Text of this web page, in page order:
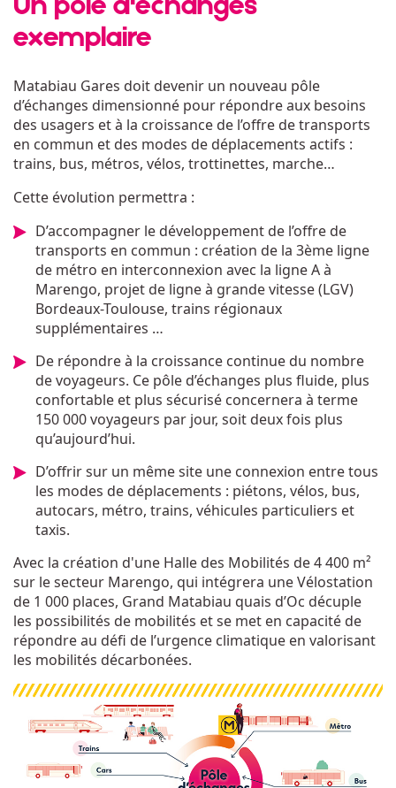
Un pôle d'échanges
exemplaire
Matabiau Gares doit devenir un nouveau pôle
d’échanges dimensionné pour répondre aux besoins
des usagers et à la croissance de l’offre de transports
en commun et des modes de déplacements actifs :
trains, bus, métros, vélos, trottinettes, marche…
Cette évolution permettra :
D’accompagner le développement de l’offre de
transports en commun : création de la 3ème ligne
de métro en interconnexion avec la ligne A à
Marengo, projet de ligne à grande vitesse (LGV)
Bordeaux-Toulouse, trains régionaux
supplémentaires …
De répondre à la croissance continue du nombre
de voyageurs. Ce pôle d’échanges plus fluide, plus
confortable et plus sécurisé concernera à terme
150 000 voyageurs par jour, soit deux fois plus
qu’aujourd’hui.
D’offrir sur un même site une connexion entre tous
les modes de déplacements : piétons, vélos, bus,
autocars, métro, trains, véhicules particuliers et
taxis.
Avec la création d'une Halle des Mobilités de 4 400 m²
sur le secteur Marengo, qui intégrera une Vélostation
de 1 000 places, Grand Matabiau quais d’Oc décuple
les possibilités de mobilités et se met en capacité de
répondre au défi de l’urgence climatique en valorisant
les mobilités décarbonées.